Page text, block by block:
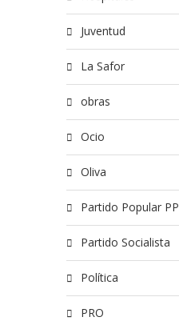
Juventud
La Safor
obras
Ocio
Oliva
Partido Popular PP
Partido Socialista
Política
PRO